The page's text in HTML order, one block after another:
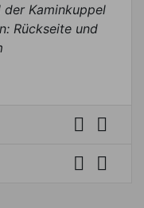
Kaminkuppel
Rückseite und
 
 